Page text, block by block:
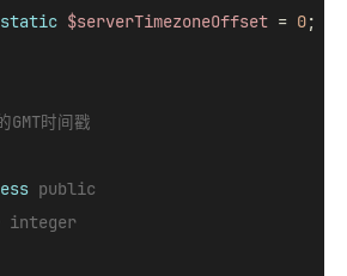
static $serverTimezoneOffset = 0;
GMT时间戳
public
integer